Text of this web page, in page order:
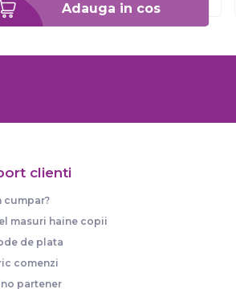
Adauga in cos
clienti
cumpar?
masuri haine copii
de plata
comenzi
partener